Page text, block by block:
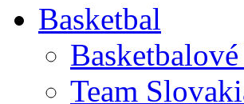
Basketbal
Team